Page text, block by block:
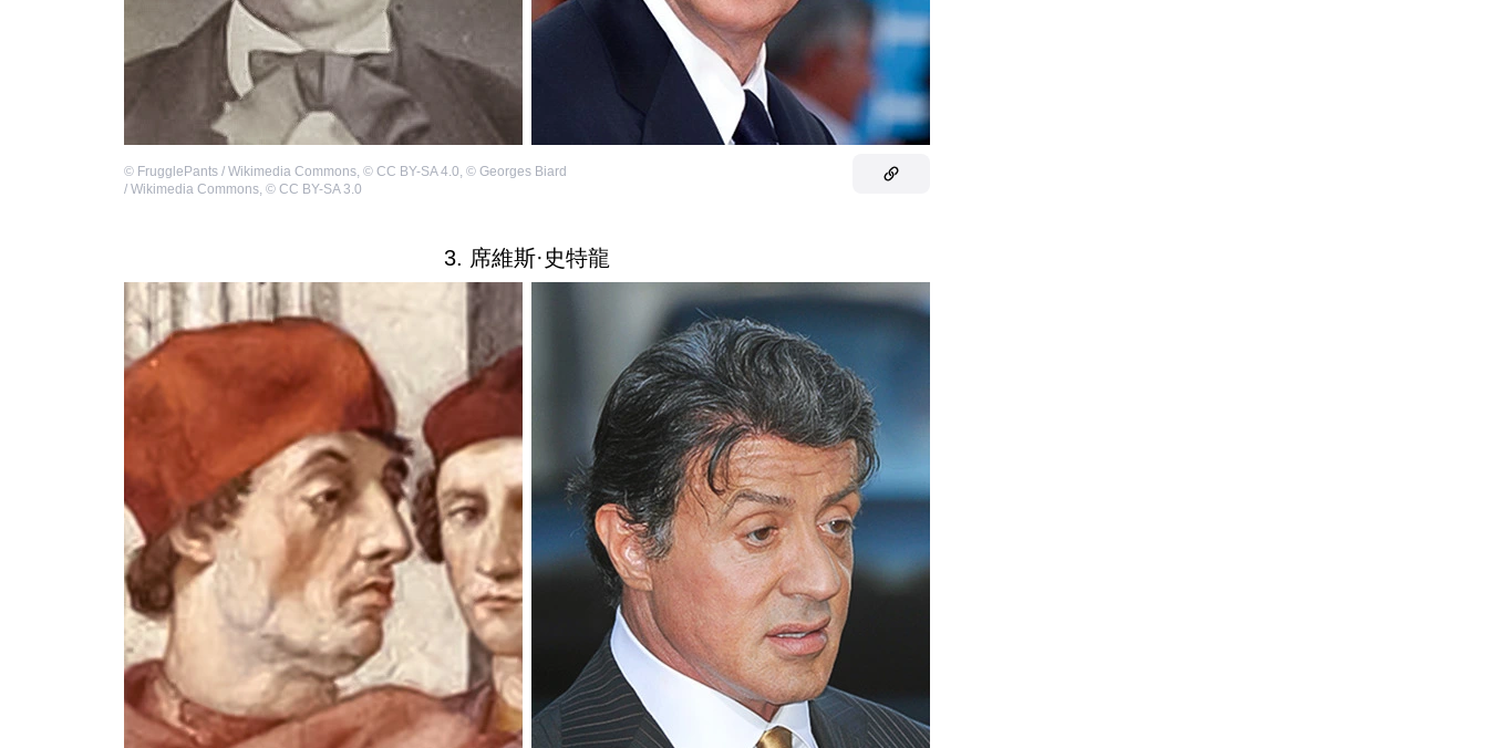
© FrugglePants / Wikimedia Commons, © CC BY-SA 4.0, © Georges Biard
/ Wikimedia Commons, © CC BY-SA 3.0
3. 席維斯·史特龍